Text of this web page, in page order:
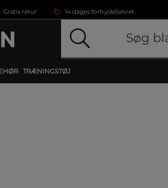
Gratis retur 14 dages fortrydelsesret
TRÆNINGSTØJ